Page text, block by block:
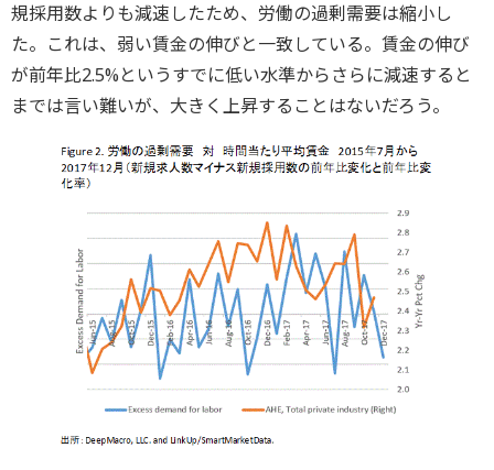
規採用数よりも減速したため、労働の過剰需要は縮小し
た。これは、弱い賃金の伸びと一致している。賃金の伸び
が前年比2.5%というすでに低い水準からさらに減速すると
までは言い難いが、大きく上昇することはないだろう。